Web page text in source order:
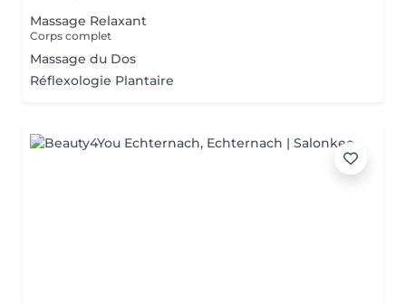
Massage Relaxant
Corps complet
Massage du Dos
Réflexologie Plantaire